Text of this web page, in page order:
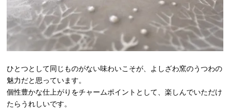
ひとつとして同じものがない味わいこそが、よしざわ窯のうつわの
魅力だと思っています。
個性豊かな仕上がりをチャームポイントとして、楽しんでいただけ
たらうれしいです。